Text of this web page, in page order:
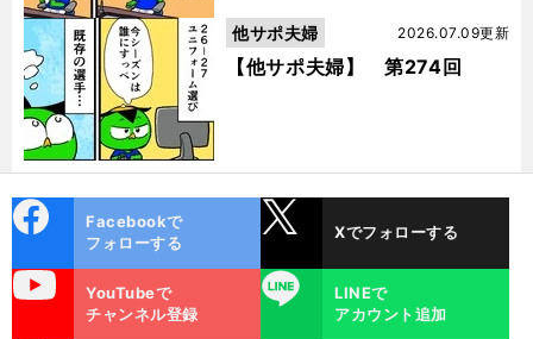
【他サポ夫婦】 第274回
2026.07.09更新
他サポ夫婦
ok
Facebookで
フォローする
Xでフォローする
YouTubeで
チャンネル登録
LINE
LINEで
アカウント追加